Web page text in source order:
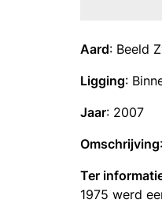
Aard: Beeld
Ligging:
Jaar: 2007
Omschrijving
Ter
1975 werd